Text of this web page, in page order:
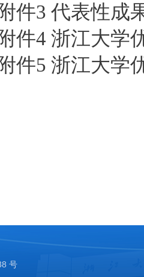
件3 代表性成
件4 浙江大学
件5 浙江大学
号